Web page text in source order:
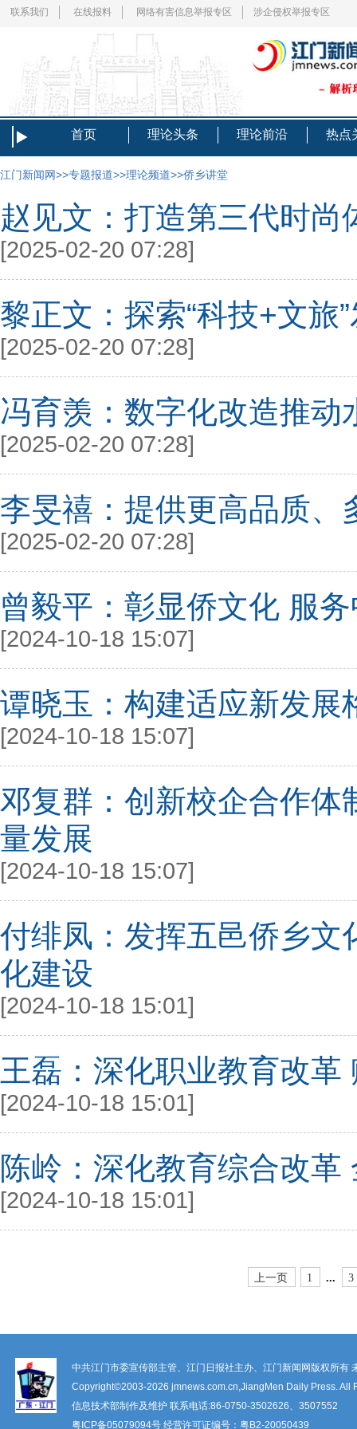
联系我们 在线报料 网络有害信息举报专区 涉企侵权举报专区
首页 理论头条 理论前沿 热点
江门新闻网>>专题报道>>理论频道>>侨乡讲堂
赵见文：打造第三代时
[2025-02-20 07:28]
黎正文：探索“科技+文旅
[2025-02-20 07:28]
冯育羡：数字化改造推
[2025-02-20 07:28]
李旻禧：提供更高品质、
[2025-02-20 07:28]
曾毅平：彰显侨文化 服
[2024-10-18 15:07]
谭晓玉：构建适应新发展
[2024-10-18 15:07]
邓复群：创新校企合作体
量发展
[2024-10-18 15:07]
付绯凤：发挥五邑侨乡文
化建设
[2024-10-18 15:01]
王磊：深化职业教育改革
[2024-10-18 15:01]
陈岭：深化教育综合改
[2024-10-18 15:01]
上一页 1 ... 3
中共江门市委宣传部主管、江门日报社主办、江门新闻网版权所有
Copyright©2003-2026 jmnews.com.cn,JiangMen Daily Press. All
信息技术部制作及维护 联系电话:86-0750-3502626、3507552
粤ICP备05079094号 经营许可证编号： 粤B2-20050439